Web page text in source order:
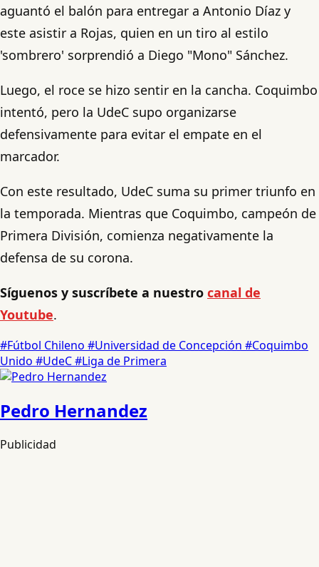
aguantó el balón para entregar a Antonio Díaz y
este asistir a Rojas, quien en un tiro al estilo
'sombrero' sorprendió a Diego "Mono" Sánchez.
Luego, el roce se hizo sentir en la cancha. Coquimbo
intentó, pero la UdeC supo organizarse
defensivamente para evitar el empate en el
marcador.
Con este resultado, UdeC suma su primer triunfo en
la temporada. Mientras que Coquimbo, campeón de
Primera División, comienza negativamente la
defensa de su corona.
Síguenos y suscríbete a nuestro canal de
Youtube.
#Fútbol Chileno #Universidad de Concepción #Coquimbo
Unido #UdeC#Liga de Primera
Pedro Hernandez
Publicidad